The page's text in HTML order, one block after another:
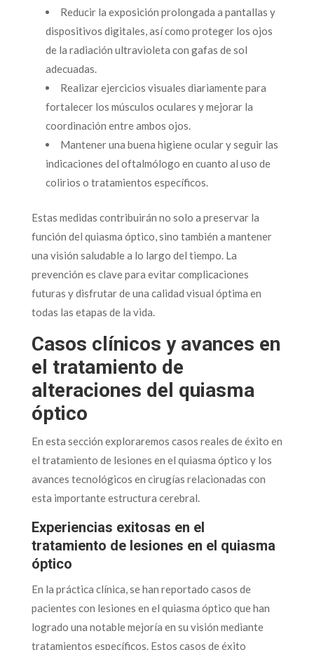
Reducir la exposición prolongada a pantallas y
dispositivos digitales, así como proteger los ojos
de la radiación ultravioleta con gafas de sol
adecuadas.
Realizar ejercicios visuales diariamente para
fortalecer los músculos oculares y mejorar la
coordinación entre ambos ojos.
Mantener una buena higiene ocular y seguir las
indicaciones del oftalmólogo en cuanto al uso de
colirios o tratamientos específicos.
Estas medidas contribuirán no solo a preservar la
función del quiasma óptico, sino también a mantener
una visión saludable a lo largo del tiempo. La
prevención es clave para evitar complicaciones
futuras y disfrutar de una calidad visual óptima en
todas las etapas de la vida.
Casos clínicos y avances en
el tratamiento de
alteraciones del quiasma
óptico
En esta sección exploraremos casos reales de éxito en
el tratamiento de lesiones en el quiasma óptico y los
avances tecnológicos en cirugías relacionadas con
esta importante estructura cerebral.
Experiencias exitosas en el
tratamiento de lesiones en el quiasma
óptico
En la práctica clínica, se han reportado casos de
pacientes con lesiones en el quiasma óptico que han
logrado una notable mejoría en su visión mediante
tratamientos específicos. Estos casos de éxito